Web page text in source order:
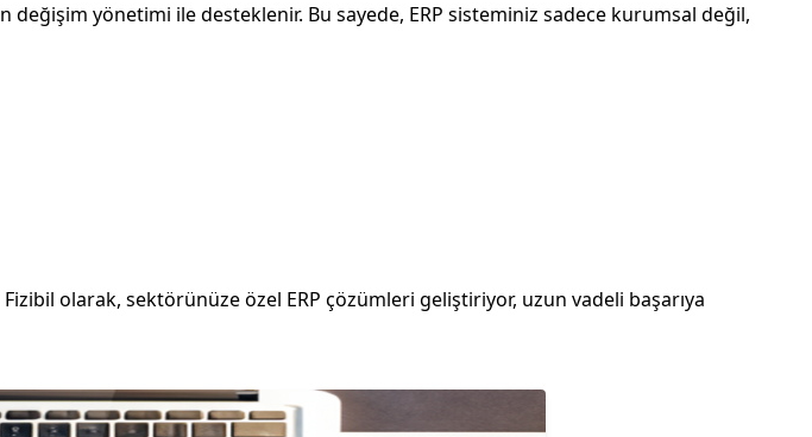
değişim yönetimi ile desteklenir. Bu sayede, ERP sisteminiz sadece kurumsal değil,
olarak, sektörünüze özel ERP çözümleri geliştiriyor, uzun vadeli başarıya